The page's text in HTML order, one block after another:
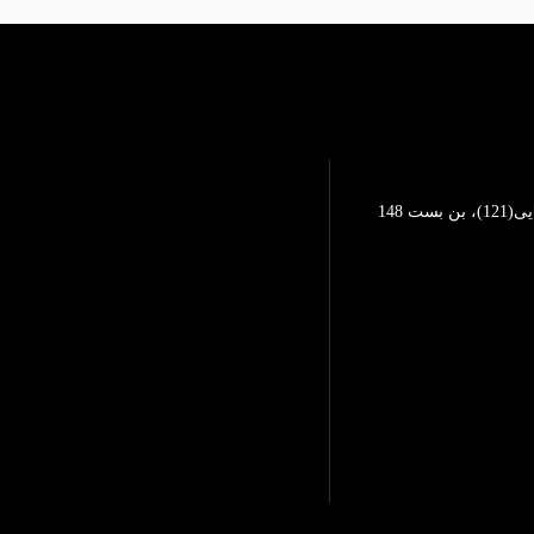
تهرانپارس، خیابان محمد رضایی(121)، بن بست 148